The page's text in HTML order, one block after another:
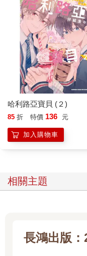
哈利路亞寶貝 (２)
85 折 特價 136 元
加入購物車
相關主題
長鴻出版